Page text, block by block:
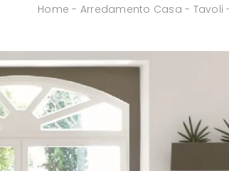
Home - Arredamento Casa - Tavoli